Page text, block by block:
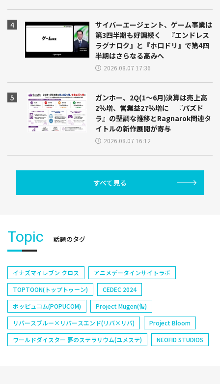
サイバーエージェント、ゲーム事業は
第3四半期も好調続く 『エンドレス
ラグナロク』と『ホロドリ』で第4四
半期はさらなる高みへ
2026.08.07 17:36
ガンホー、2Q(1～6月)決算は売上高
2％増、営業益27％増に 『パズド
ラ』の堅調な推移とRagnarok関連タ
イトルの新作展開が寄与
2026.08.07 16:12
すべて見る
Topic 話題のタグ
イナズマイレブン クロス
アニメデータインサイトラボ
TOPTOON(トップトゥーン)
CEDEC 2024
ポッピュコム(POPUCOM)
Project Mugen(仮)
リバースブルー×リバースエンド(リバ×リバ)
Project Bloom
ワールドダイスター 夢のステラリウム(ユメステ)
NEOFID STUDIOS